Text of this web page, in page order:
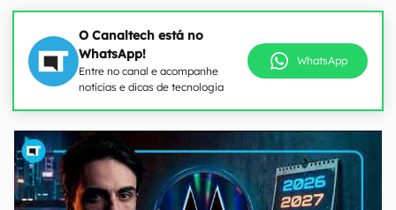
O Canaltech está no
WhatsApp!
Entre no canal e acompanhe
notícias e dicas de tecnologia
WhatsApp